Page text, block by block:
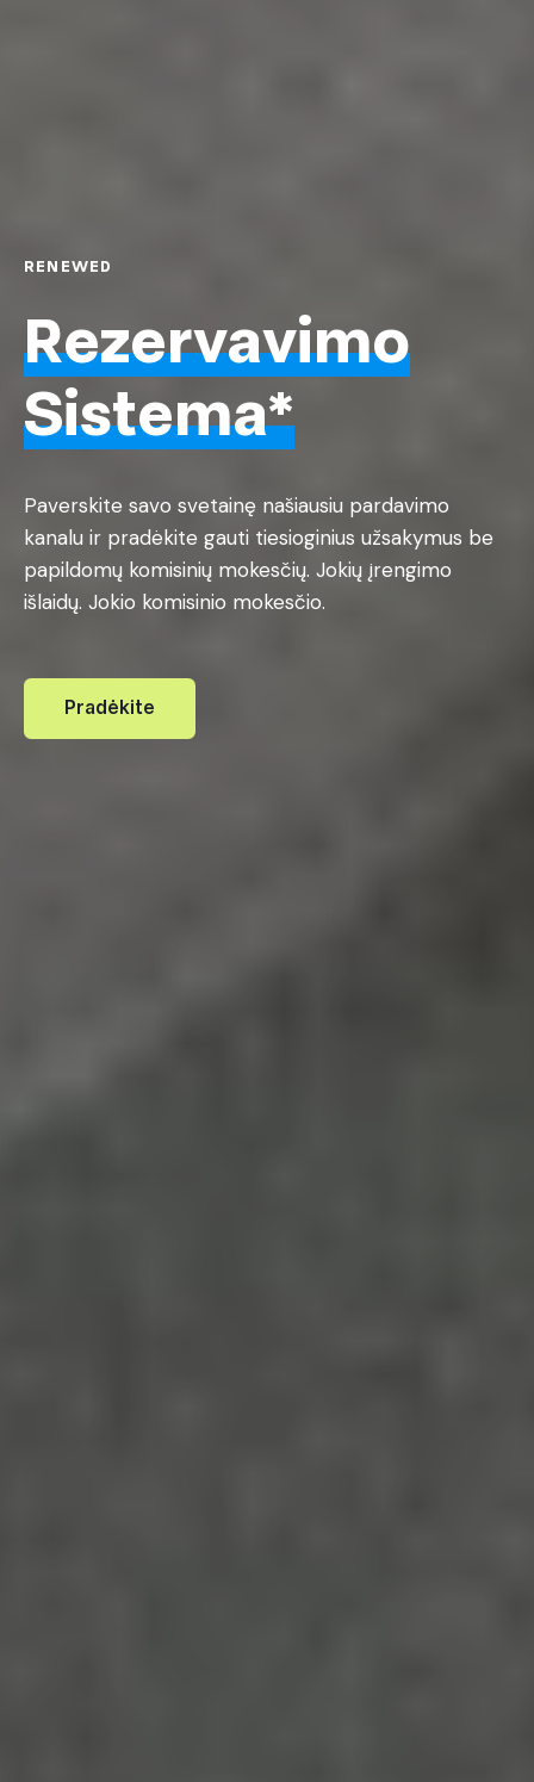
RENEWED
Rezervavimo
Sistema*
Paverskite savo svetainę našiausiu pardavimo
kanalu ir pradėkite gauti tiesioginius užsakymus be
papildomų komisinių mokesčių. Jokių įrengimo
išlaidų. Jokio komisinio mokesčio.
Pradėkite